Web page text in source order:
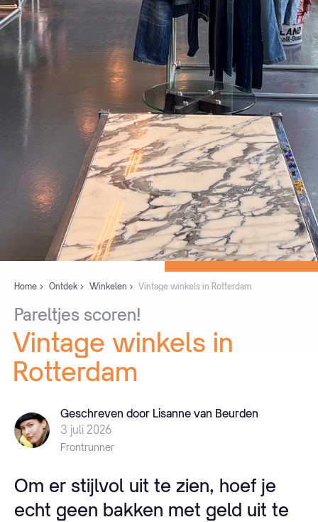
Home Ontdek Winkelen Vintage winkels in Rotterdam
Pareltjes scoren!
Vintage winkels in
Rotterdam
Geschreven door Lisanne van Beurden
3 juli 2026
Frontrunner
Om er stijlvol uit te zien, hoef je
echt geen bakken met geld uit te